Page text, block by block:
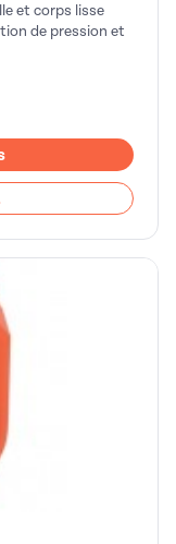
et corps lisse
de pression et